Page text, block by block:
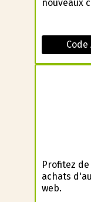
nouveaux
Profitez
achats
web.